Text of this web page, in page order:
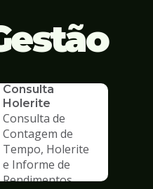
Consulta
Holerite
Consulta de
Contagem de
Tempo, Holerite
e Informe de
Rendimentos